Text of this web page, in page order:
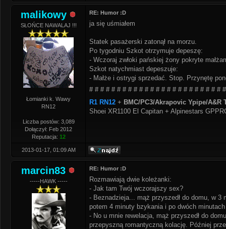
malikowy
SŁOŃCE NAWALAJ !!!
Łomianki k. Wawy
RN12
Liczba postów: 3,089
Dołączył: Feb 2012
Reputacja: 12
RE: Humor :D
ja się uśmiałem
Statek pasażerski zatonął na morzu.
Po tygodniu Szkot otrzymuje depeszę:
- Wczoraj zwłoki pańskiej żony pokryte
Szkot natychmiast depeszuje:
- Małże i ostrygi sprzedać. Stop. Przynętę
# # # # # # # # # # # # # # # # # # # # # # # #
R1 RN12 + BMC/PC3/Akrapovic Ypipe/A&R
Shoei XR1100 El Capitan + Alpinestars
2013-01-17, 01:09 AM
marcin83
-----HAWK -----
RE: Humor :D
Rozmawiają dwie koleżanki:
- Jak tam Twój wczorajszy sex?
- Beznadzieja... mąż przyszedł do domu, w 3
potem 4 minuty bzykania i po dwóch minutach
- No u mnie rewelacja, mąż przyszedł do
przepyszną romantyczną kolację. Później